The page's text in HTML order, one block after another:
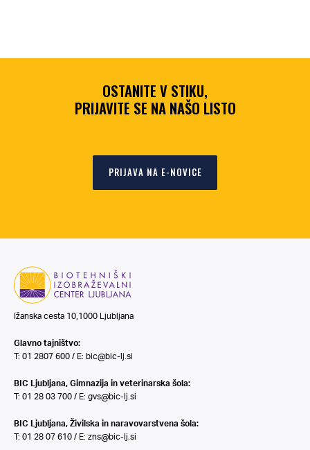
OSTANITE V STIKU,
PRIJAVITE SE NA NAŠO LISTO
PRIJAVA NA E-NOVICE
Ižanska cesta 10,1000 Ljubljana
Glavno tajništvo:
T: 01 2807 600 / E: bic@bic-lj.si
BIC Ljubljana, Gimnazija in veterinarska šola:
T: 01 28 03 700 / E: gvs@bic-lj.si
BIC Ljubljana, Živilska in naravovarstvena šola:
T: 01 28 07 610 / E: zns@bic-lj.si